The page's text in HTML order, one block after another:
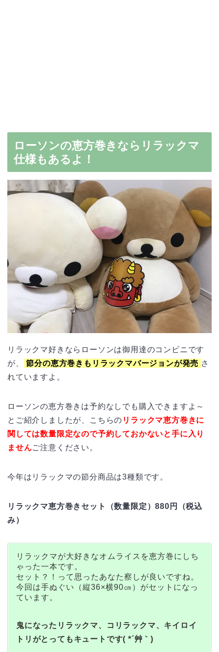
ローソンの恵方巻きならリラックマ
仕様もあるよ！
リラックマ好きならローソンは御用達のコンビニです
が、
節分の恵方巻きもリラックマバージョンが発売 さ
れていますよ。
ローソンの恵方巻きは予約なしでも購入できますよ～
とご紹介しましたが、こちらの リラックマ恵方巻きに
関しては数量限定なので予約しておかないと手に入り
ませんご注意ください。
今年はリラックマの節分商品は3種類です。
リラックマ恵方巻きセット（数量限定）880円（税込
み）
リラックマが大好きなオムライスを恵方巻にしち
ゃった一本です。
セット？！って思ったあなた察しが良いですね。
今回は手ぬぐい（縦36×横90㎝）がセットになっ
ています。
鬼になったリラックマ、コリラックマ、キイロイ
トリがとってもキュートです( *´艸｀)